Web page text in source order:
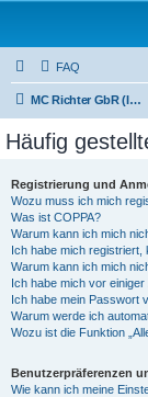
FAQ
MC Richter GbR (Impressum / Datenschutz)
Häufig
Registrierung und
Wozu muss ich mich
Was ist COPPA?
Warum kann ich mich
Ich habe mich registriert,
Warum kann ich mich
Ich habe mich vor
Ich habe mein Passwort
Warum werde ich
Wozu ist die Funktion
Benutzerpräferenzen
Wie kann ich meine